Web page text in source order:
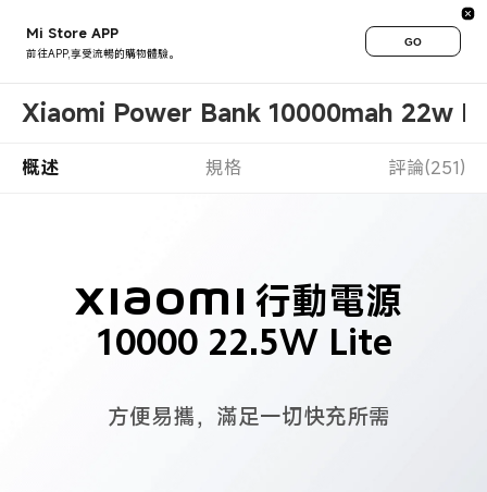
Mi Store APP
前往APP,享受流暢的購物體驗。
GO
Xiaomi Power Bank 10000mah 22w
概述 規格 評論(251)
Xiaomi 行動電源
10000 22.5W Lite